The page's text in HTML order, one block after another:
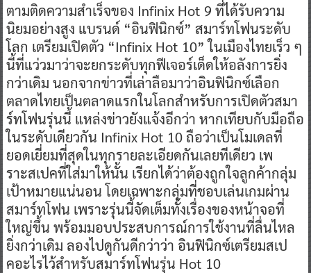
ตามติดความสำเร็จของ Infinix Hot 9 ที่ได้รับความ
นิยมอย่างสูง แบรนด์ “อินฟินิกซ์” สมาร์ทโฟนระดับ
โลก เตรียมเปิดตัว “Infinix Hot 10” ในเมืองไทยเร็ว ๆ
นี้ที่แว่วมาว่าจะยกระดับทุกฟีเจอร์เด็ดให้อลังการยิ่ง
กว่าเดิม นอกจากข่าวที่เล่าลือมาว่าอินฟินิกซ์เลือก
ตลาดไทยเป็นตลาดแรกในโลกสำหรับการเปิดตัวสมา
ร์ทโฟนรุ่นนี้ แหล่งข่าวยังแจ้งอีกว่า หากเทียบกับมือถือ
ในระดับเดียวกัน Infinix Hot 10 ถือว่าเป็นโมเดลที่
ยอดเยี่ยมที่สุดในทุกรายละเอียดกันเลยทีเดียว เพ
ราะสเปคที่ใส่มาให้นั้น เรียกได้ว่าต้องถูกใจลูกค้ากลุ่ม
เป้าหมายแน่นอน โดยเฉพาะกลุ่มที่ชอบเล่นเกมผ่าน
สมาร์ทโฟน เพราะรุ่นนี้จัดเต็มทั้งเรื่องของหน้าจอที่
ใหญ่ขึ้น พร้อมมอบประสบการณ์การใช้งานที่ลื่นไหล
ยิ่งกว่าเดิม ลองไปดูกันดีกว่าว่า อินฟินิกซ์เตรียมสเป
คอะไรไว้สำหรับสมาร์ทโฟนรุ่น Hot 10